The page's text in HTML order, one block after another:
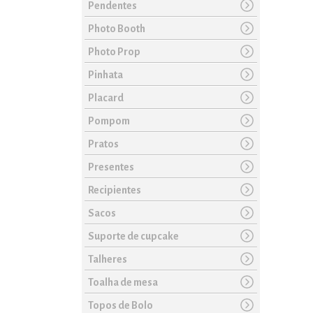
Pendentes
Photo Booth
Photo Prop
Pinhata
Placard
Pompom
Pratos
Presentes
Recipientes
Sacos
Suporte de cupcake
Talheres
Toalha de mesa
Topos de Bolo